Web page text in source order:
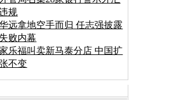
规
远拿地空手而归 任志强披露
失败内幕
乐福叫卖新马泰分店 中国扩
不变